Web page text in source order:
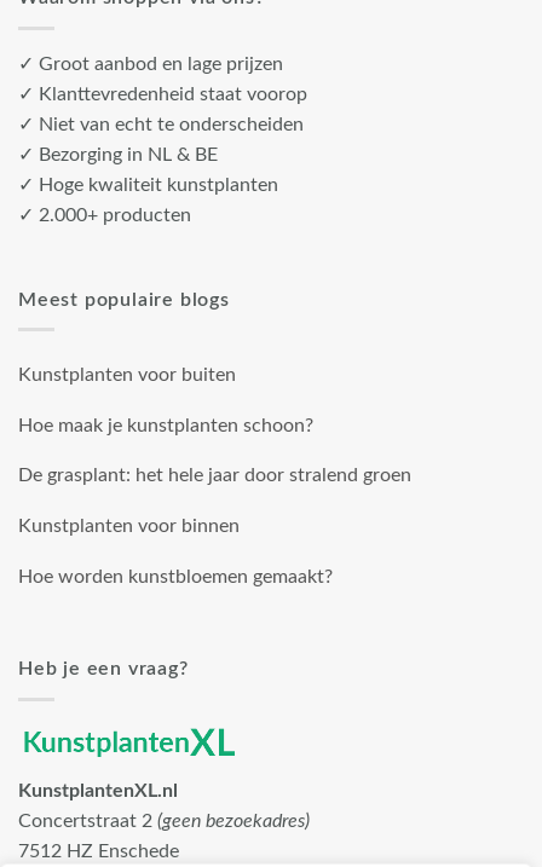
✓ Groot aanbod en lage prijzen
✓ Klanttevredenheid staat voorop
✓ Niet van echt te onderscheiden
✓ Bezorging in NL & BE
✓ Hoge kwaliteit kunstplanten
✓ 2.000+ producten
Meest populaire blogs
Kunstplanten voor buiten
Hoe maak je kunstplanten schoon?
De grasplant: het hele jaar door stralend groen
Kunstplanten voor binnen
Hoe worden kunstbloemen gemaakt?
Heb je een vraag?
KunstplantenXL.nl
Concertstraat 2 (geen bezoekadres)
7512 HZ Enschede